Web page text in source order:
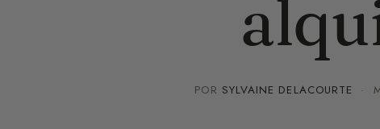
POR SYLVAINE DELACOURTE ·